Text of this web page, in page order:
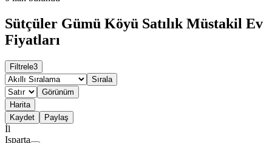
Sütçüler Gümü Köyü Satılık Müstakil Ev
Fiyatları
Filtrele3
Sırala
Görünüm
Harita
Kaydet
Paylaş
İl
Isparta